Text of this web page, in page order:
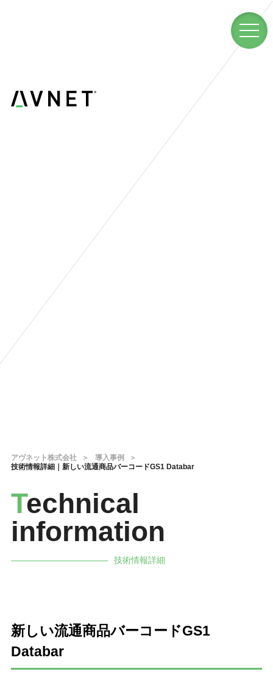
アヴネット株式会社
導入事例
技術情報詳細｜新しい流通商品バーコードGS1 Databar
Technical
information
技術情報詳細
新しい流通商品バーコードGS1
Databar